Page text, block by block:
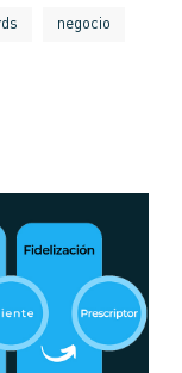
negocio